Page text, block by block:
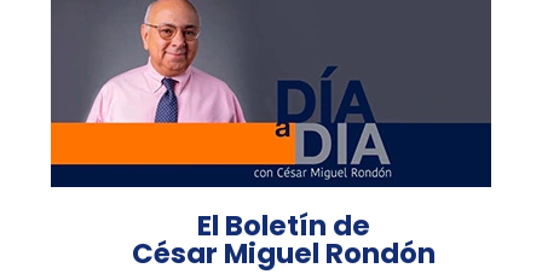
El Boletín de
César Miguel Rondón